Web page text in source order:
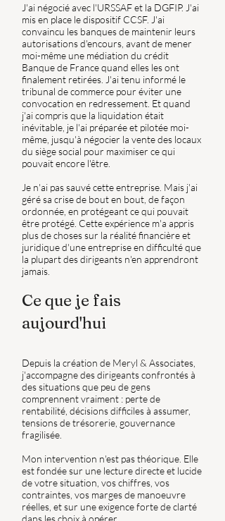
J'ai négocié avec l'URSSAF et la DGFIP. J'ai
mis en place le dispositif CCSF. J'ai
convaincu les banques de maintenir leurs
autorisations d'encours, avant de mener
moi-même une médiation du crédit
Banque de France quand elles les ont
finalement retirées. J'ai tenu informé le
tribunal de commerce pour éviter une
convocation en redressement. Et quand
j'ai compris que la liquidation était
inévitable, je l'ai préparée et pilotée moi-
même, jusqu'à négocier la vente des locaux
du siège social pour maximiser ce qui
pouvait encore l'être.
Je n'ai pas sauvé cette entreprise. Mais j'ai
géré sa crise de bout en bout, de façon
ordonnée, en protégeant ce qui pouvait
être protégé. Cette expérience m'a appris
plus de choses sur la réalité financière et
juridique d'une entreprise en difficulté que
la plupart des dirigeants n'en apprendront
jamais.
Ce que je fais
aujourd'hui
Depuis la création de Meryl & Associates,
j'accompagne des dirigeants confrontés à
des situations que peu de gens
comprennent vraiment : perte de
rentabilité, décisions difficiles à assumer,
tensions de trésorerie, gouvernance
fragilisée.
Mon intervention n'est pas théorique. Elle
est fondée sur une lecture directe et lucide
de votre situation, vos chiffres, vos
contraintes, vos marges de manoeuvre
réelles, et sur une exigence forte de clarté
dans les choix à opérer.